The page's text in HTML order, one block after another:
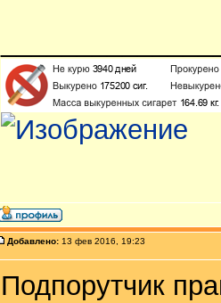
Добавлено: 13 фев 2016, 19:23
Подпорутчик